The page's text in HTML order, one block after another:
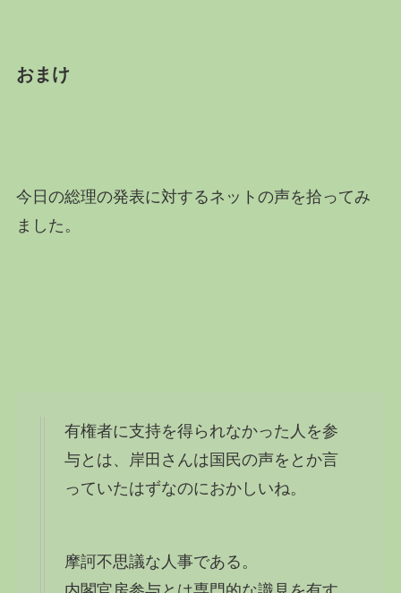
おまけ
今日の総理の発表に対するネットの声を拾ってみ
ました。
有権者に支持を得られなかった人を参
与とは、岸田さんは国民の声をとか言
っていたはずなのにおかしいね。
摩訶不思議な人事である。